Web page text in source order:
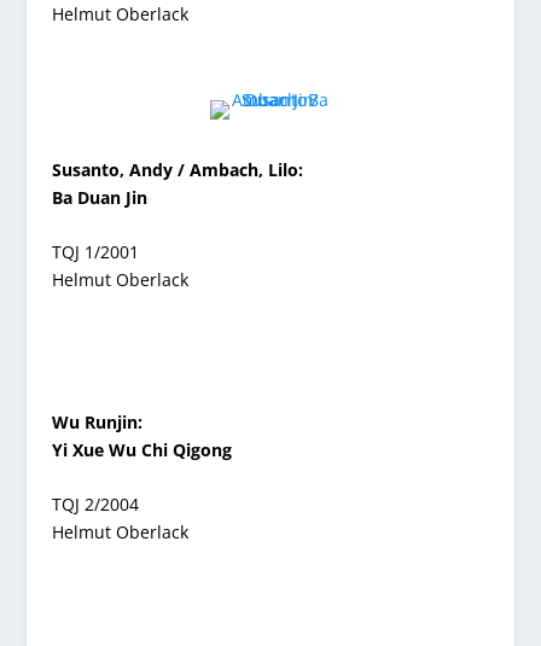
Helmut Oberlack
Susanto, Andy / Ambach, Lilo:
Ba Duan Jin
TQJ 1/2001
Helmut Oberlack
Wu Runjin:
Yi Xue Wu Chi Qigong
TQJ 2/2004
Helmut Oberlack